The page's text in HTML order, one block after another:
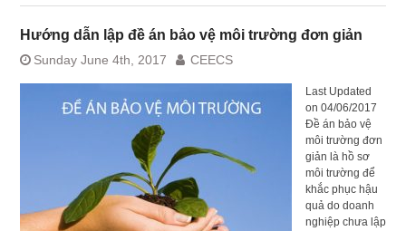
Hướng dẫn lập đề án bảo vệ môi trường đơn giản
Sunday June 4th, 2017 CEECS
Last Updated
on 04/06/2017
Đề án bảo vệ
môi trường đơn
giản là hồ sơ
môi trường để
khắc phục hậu
quả do doanh
nghiệp chưa lập